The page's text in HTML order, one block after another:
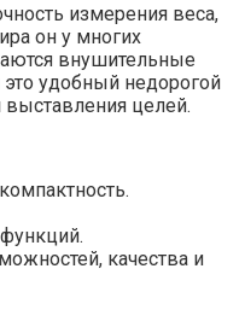
измерения веса,
он у многих
внушительные
удобный недорогой
выставления целей.
качества и